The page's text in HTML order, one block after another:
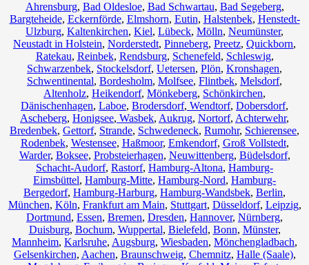
Ahrensburg, Bad Oldesloe, Bad Schwartau, Bad Segeberg,
Bargteheide, Eckernförde, Elmshorn, Eutin, Halstenbek, Henstedt-
Ulzburg, Kaltenkirchen, Kiel, Lübeck, Mölln, Neumünster,
Neustadt in Holstein, Norderstedt, Pinneberg, Preetz, Quickborn,
Ratekau, Reinbek, Rendsburg, Schenefeld, Schleswig,
Schwarzenbek, Stockelsdorf, Uetersen, Plön, Kronshagen,
Schwentinental, Bordesholm, Molfsee, Flintbek, Melsdorf,
Altenholz, Heikendorf, Mönkeberg, Schönkirchen,
Dänischenhagen, Laboe, Brodersdorf, Wendtorf, Dobersdorf,
Ascheberg, Honigsee, Wasbek, Aukrug, Nortorf, Achterwehr,
Bredenbek, Gettorf, Strande, Schwedeneck, Rumohr, Schierensee,
Rodenbek, Westensee, Haßmoor, Emkendorf, Groß Vollstedt,
Warder, Boksee, Probsteierhagen, Neuwittenberg, Büdelsdorf,
Schacht-Audorf, Rastorf, Hamburg-Altona, Hamburg-
Eimsbüttel, Hamburg-Mitte, Hamburg-Nord, Hamburg-
Bergedorf, Hamburg-Harburg, Hamburg-Wandsbek, Berlin,
München, Köln, Frankfurt am Main, Stuttgart, Düsseldorf, Leipzig,
Dortmund, Essen, Bremen, Dresden, Hannover, Nürnberg,
Duisburg, Bochum, Wuppertal, Bielefeld, Bonn, Münster,
Mannheim, Karlsruhe, Augsburg, Wiesbaden, Mönchengladbach,
Gelsenkirchen, Aachen, Braunschweig, Chemnitz⁠, Halle (Saale),